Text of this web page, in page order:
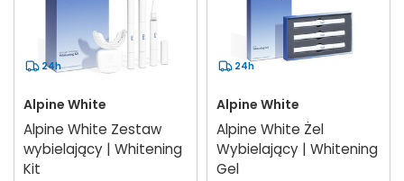
24h
Alpine White
Alpine White Zestaw
wybielający | Whitening
Kit
24h
Alpine White
Alpine White Żel
Wybielający | Whitening
Gel